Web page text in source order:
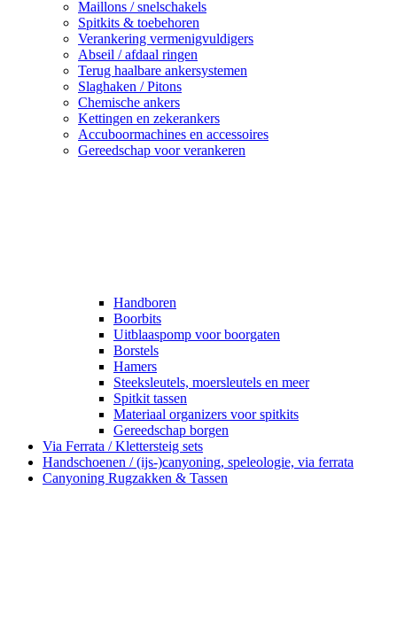
Maillons / snelschakels
Spitkits & toebehoren
Verankering vermenigvuldigers
Abseil / afdaal ringen
Terug haalbare ankersystemen
Slaghaken / Pitons
Chemische ankers
Kettingen en zekerankers
Accuboormachines en accessoires
Gereedschap voor verankeren
Handboren
Boorbits
Uitblaaspomp voor boorgaten
Borstels
Hamers
Steeksleutels, moersleutels en meer
Spitkit tassen
Materiaal organizers voor spitkits
Gereedschap borgen
Via Ferrata / Klettersteig sets
Handschoenen / (ijs-)canyoning, speleologie, via ferrata
Canyoning Rugzakken & Tassen